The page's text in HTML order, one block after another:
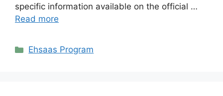
specific information available on the official …
Read more
Categories
Ehsaas Program